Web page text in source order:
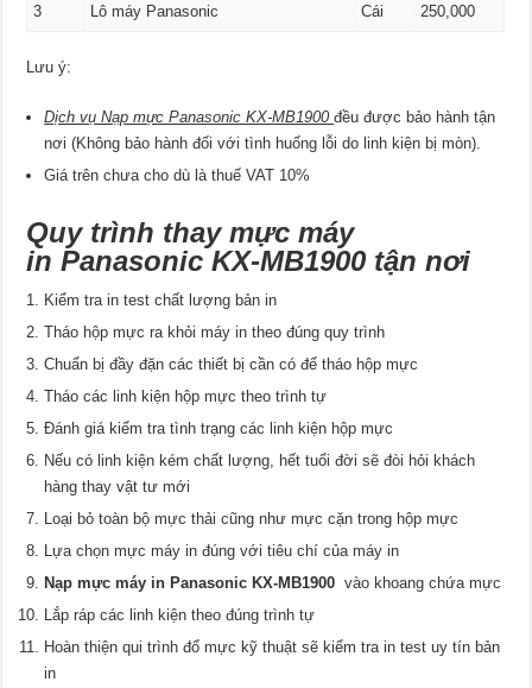
3 Lô máy Panasonic Cái 250,000
Lưu ý:
Dịch vụ Nạp mực Panasonic KX-MB1900đều được bảo hành tận
nơi (Không bảo hành đối với tình huống lỗi do linh kiện bị mòn).
Giá trên chưa cho dù là thuế VAT 10%
Quy trình thay mực máy
in Panasonic KX-MB1900 tận nơi
Kiểm tra in test chất lượng bản in
Tháo hộp mực ra khỏi máy in theo đúng quy trình
Chuẩn bị đầy đặn các thiết bị cần có để tháo hộp mực
Tháo các linh kiện hộp mực theo trình tự
Đánh giá kiểm tra tình trạng các linh kiện hộp mực
Nếu có linh kiện kém chất lượng, hết tuổi đời sẽ đòi hỏi khách
hàng thay vật tư mới
Loại bỏ toàn bộ mực thải cũng như mực cặn trong hộp mực
Lựa chọn mực máy in đúng với tiêu chí của máy in
Nạp mực máy in Panasonic KX-MB1900vào khoang chứa mực
Lắp ráp các linh kiện theo đúng trình tự
Hoàn thiện qui trình đổ mực kỹ thuật sẽ kiểm tra in test uy tín bản
in